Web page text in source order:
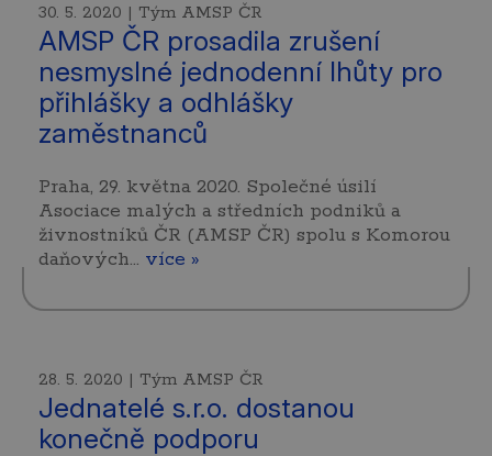
30. 5. 2020 | Tým AMSP ČR
AMSP ČR prosadila zrušení
nesmyslné jednodenní lhůty pro
přihlášky a odhlášky
zaměstnanců
Praha, 29. května 2020. Společné úsilí
Asociace malých a středních podniků a
živnostníků ČR (AMSP ČR) spolu s Komorou
daňových… více »
28. 5. 2020 | Tým AMSP ČR
Jednatelé s.r.o. dostanou
konečně podporu